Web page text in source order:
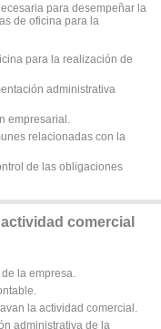
para desempeñar la
de oficina para la
para la realización de
administrativa
empresarial.
relacionadas con la
de las obligaciones
comercial
la empresa.
la actividad comercial.
administrativa de la